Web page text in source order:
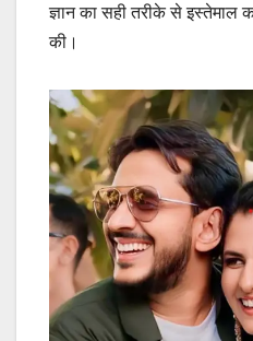
ज्ञान का सही तरीके से
की।